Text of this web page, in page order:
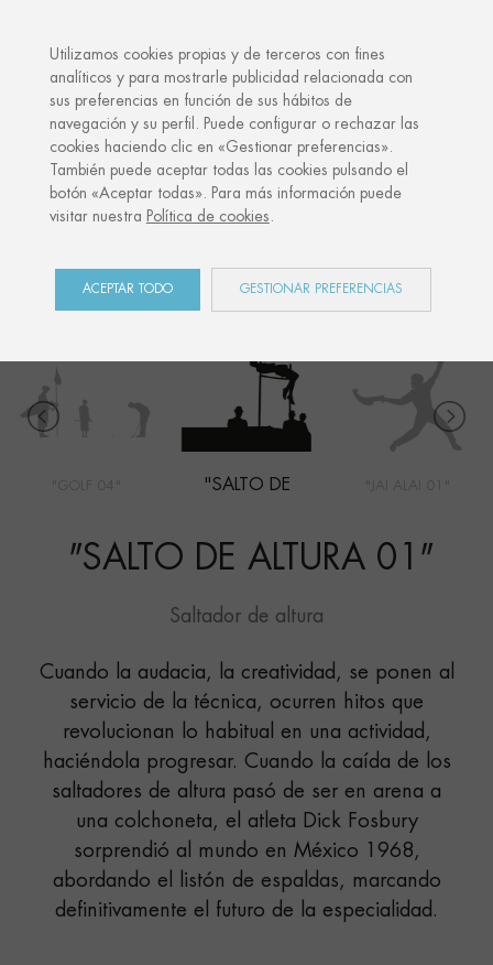
Shop Sports Salto de altura 01
SPORTS
"SALTO DE
"SALTO DE ALTURA 01 "
Saltador de altura
Cuando la audacia, la creatividad, se ponen al
servicio de la técnica, ocurren hitos que
revolucionan lo habitual en una actividad,
haciéndola progresar. Cuando la caída de los
saltadores de altura pasó de ser en arena a
una colchoneta, el atleta Dick Fosbury
sorprendió al mundo en México 1968,
abordando el listón de espaldas, marcando
definitivamente el futuro de la especialidad.
Utilizamos cookies propias y de terceros con fines
analíticos y para mostrarle publicidad relacionada con
sus preferencias en función de sus hábitos de
navegación y su perfil. Puede configurar o rechazar las
cookies haciendo clic en «Gestionar preferencias».
También puede aceptar todas las cookies pulsando el
botón «Aceptar todas». Para más información puede
visitar nuestra Política de cookies.
ACEPTAR TODO GESTIONAR PREFERENCIAS